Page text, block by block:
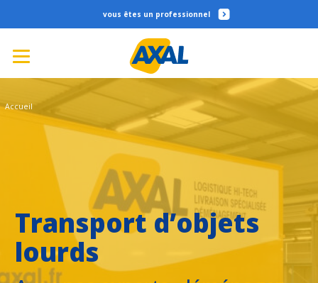
professionnel
Transport d’objets
lourds
Accueil